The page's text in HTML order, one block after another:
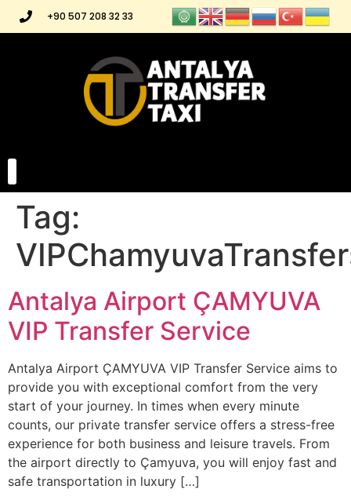
+90 507 208 32 33
Tag:
Antalya Airport ÇAMYUVA
VIP Transfer Service
Antalya Airport ÇAMYUVA VIP Transfer Service aims to
provide you with exceptional comfort from the very
start of your journey. In times when every minute
counts, our private transfer service offers a stress-free
experience for both business and leisure travels. From
the airport directly to Çamyuva, you will enjoy fast and
safe transportation in luxury […]